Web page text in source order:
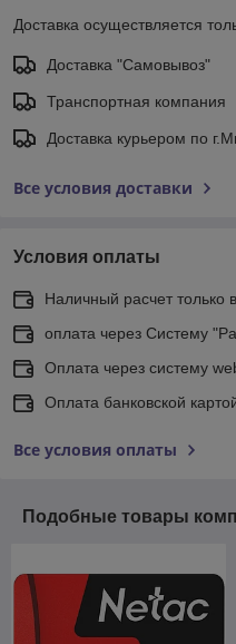
Доставка осуществляется
Доставка "Самовывоз"
Транспортная компания
Доставка курьером по
Все условия доставки
Условия оплаты
Наличный расчет только
оплата через Систему
Оплата через систему
Оплата банковской
Все условия оплаты
Подобные товары